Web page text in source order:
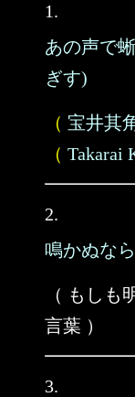
1.
あの声で
ぎす)
（ 宝井其
（ Takarai
2.
鳴かぬな
（ もしも
言葉 ）
3.